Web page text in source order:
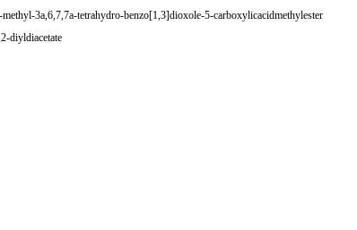
3a,6,7,7a-tetrahydro-benzo[1,3]dioxole-5-carboxylicacidmethylester
diyldiacetate